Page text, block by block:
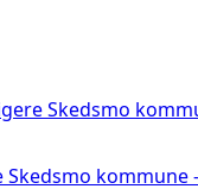
Skedsmo
kommune